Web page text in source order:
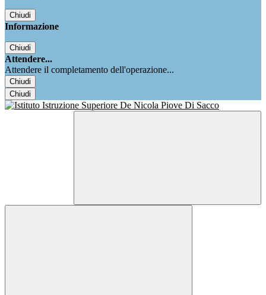
Chiudi
Informazione
Chiudi
Attendere...
Attendere il completamento dell'operazione...
Chiudi
Chiudi